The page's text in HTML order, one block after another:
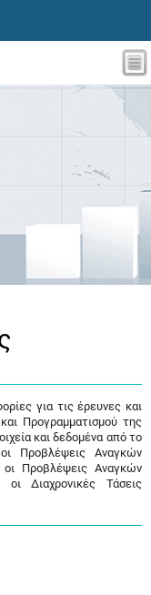
για τις έρευνες και
Προγραμματισμού της
και δεδομένα από το
Προβλέψεις Αναγκών
Προβλέψεις Αναγκών
Διαχρονικές Τάσεις